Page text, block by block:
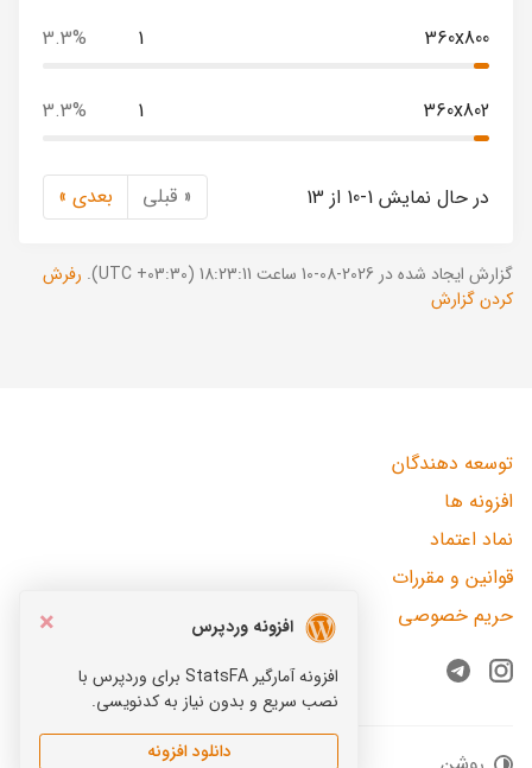
360x800
1
3.3%
360x802
1
3.3%
در حال نمایش 1-10 از 13 « قبلی بعدی »
گزارش ایجاد شده در 2026-08-10 ساعت 18:23:11 (UTC +03:30).
رفرش
کردن گزارش
×
افزونه وردپرس
افزونه آمارگیر StatsFA برای وردپرس با
نصب سریع و بدون نیاز به کدنویسی.
دانلود افزونه
توسعه دهندگان
افزونه ها
نماد اعتماد
قوانین و مقررات
حریم خصوصی
Instagram
Telegram